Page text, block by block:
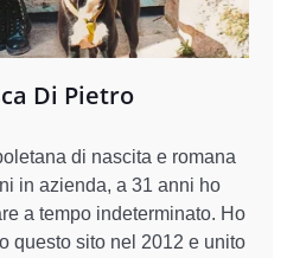
Di Pietro
di nascita e romana
in azienda, a 31 anni ho
a tempo indeterminato. Ho
questo sito nel 2012 e unito